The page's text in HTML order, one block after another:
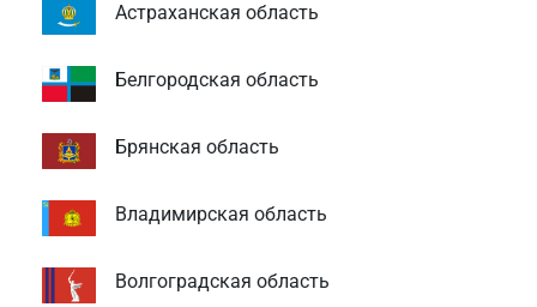
Астраханская область
Белгородская область
Брянская область
Владимирская область
Волгоградская область